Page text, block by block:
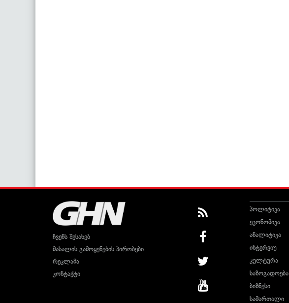
ჩვენს შესახებ
მასალის გამოყენების პირობები
რეკლამა
კონტაქტი
პოლიტიკა
ეკონომიკა
ანალიტიკა
ინტერვიუ
კულტურა
საზოგადოება
ბიზნესი
სამართალი